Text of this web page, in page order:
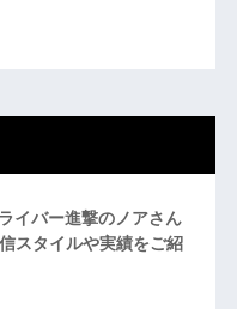
イバー進撃のノアさん
スタイルや実績をご紹